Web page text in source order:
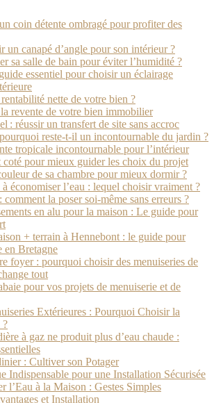
coin détente ombragé pour profiter des
un canapé d’angle pour son intérieur ?
sa salle de bain pour éviter l’humidité ?
essentiel pour choisir un éclairage
nette de votre bien ?
revente de votre bien immobilier
: réussir un transfert de site sans accroc
reste-t-il un incontournable du jardin ?
tropicale incontournable pour l’intérieur
coté pour mieux guider les choix du projet
de sa chambre pour mieux dormir ?
économiser l’eau : lequel choisir vraiment ?
la poser soi-même sans erreurs ?
en alu pour la maison : Le guide pour
+ terrain à Hennebont : le guide pour
en Bretagne
foyer : pourquoi choisir des menuiseries de
tout
pour vos projets de menuiserie et de
Extérieures : Pourquoi Choisir la
?
à gaz ne produit plus d’eau chaude :
: Cultiver son Potager
Indispensable pour une Installation Sécurisée
l’Eau à la Maison : Gestes Simples
et Installation